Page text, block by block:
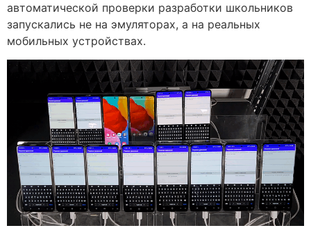
автоматической проверки разработки школьников
запускались не на эмуляторах, а на реальных
мобильных устройствах.